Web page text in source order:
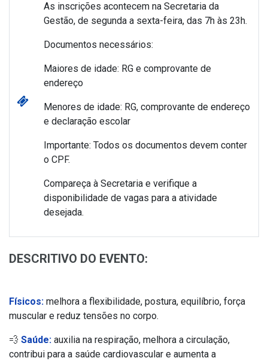
As inscrições acontecem na Secretaria da
Gestão, de segunda a sexta-feira, das 7h às 23h.
Documentos necessários:
Maiores de idade: RG e comprovante de
endereço
Menores de idade: RG, comprovante de endereço
e declaração escolar
Importante: Todos os documentos devem conter
o CPF.
Compareça à Secretaria e verifique a
disponibilidade de vagas para a atividade
desejada.
DESCRITIVO DO EVENTO:
Físicos: melhora a flexibilidade, postura, equilíbrio, força
muscular e reduz tensões no corpo.
💨 Saúde: auxilia na respiração, melhora a circulação,
contribui para a saúde cardiovascular e aumenta a